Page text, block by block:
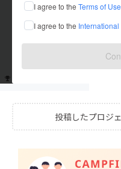
I agree to the Terms of Use
I agree to the
出身国：未設定
投稿したプロジ